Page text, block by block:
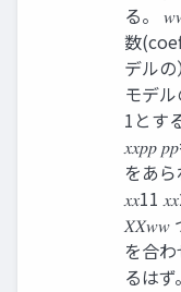
る。
数
デル
モデ
1とす
𝑥𝑥𝑝𝑝
をあら
𝑥𝑥11
𝑋𝑋𝑤𝑤
を合
るはず。